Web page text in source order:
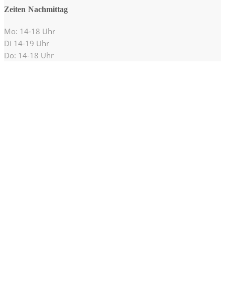
Zeiten Nachmittag
Mo: 14-18 Uhr
Di 14-19 Uhr
Do: 14-18 Uhr